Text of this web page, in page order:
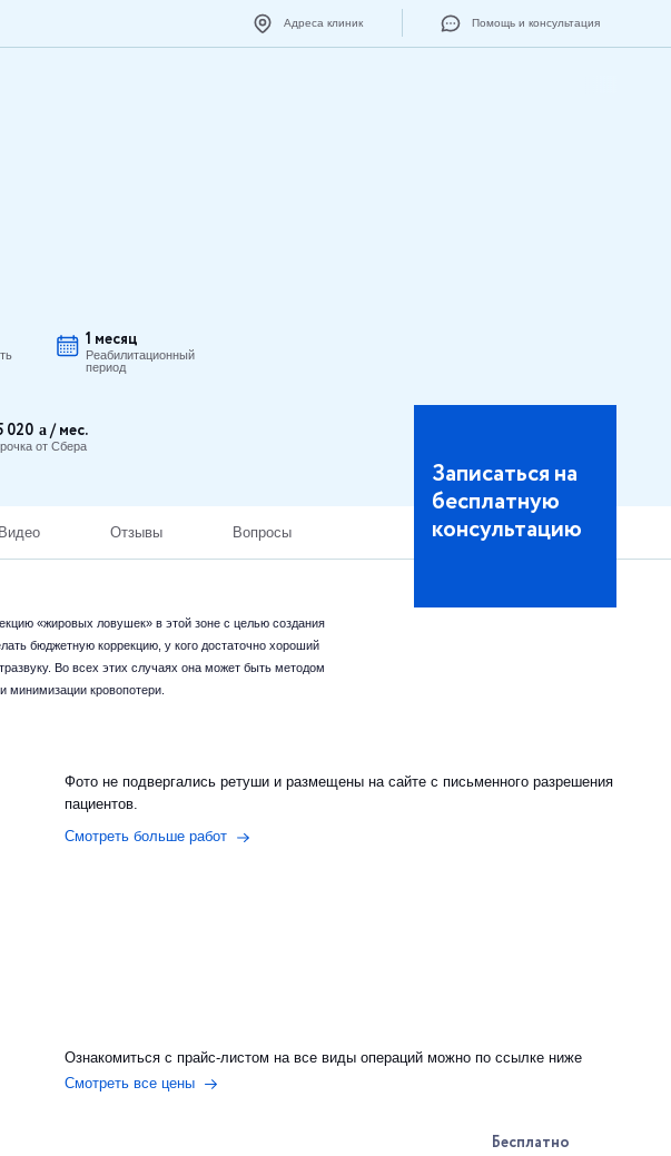
Адреса клиник Помощь и консультация
1 месяц
Реабилитационный
период
020 / мес.
от Сбера
Записаться на
бесплатную
консультацию
Видео Отзывы Вопросы
«жировых ловушек» в этой зоне с целью создания
бюджетную коррекцию, у кого достаточно хороший
Во всех этих случаях она может быть методом
минимизации кровопотери.
Фото не подвергались ретуши и размещены на сайте с письменного разрешения
пациентов.
Смотреть больше работ
Ознакомиться с прайс-листом на все виды операций можно по ссылке ниже
Смотреть все цены
Бесплатно